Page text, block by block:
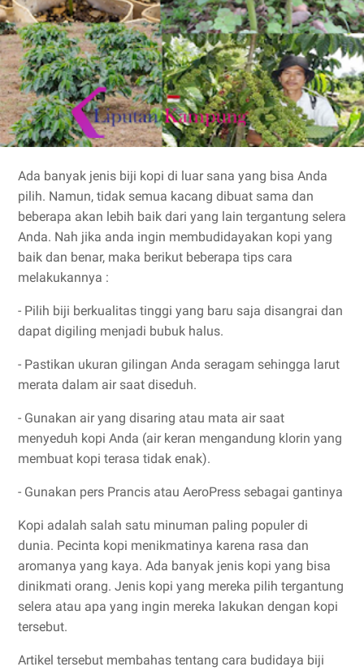
Ada banyak jenis biji kopi di luar sana yang bisa Anda
pilih. Namun, tidak semua kacang dibuat sama dan
beberapa akan lebih baik dari yang lain tergantung selera
Anda. Nah jika anda ingin membudidayakan kopi yang
baik dan benar, maka berikut beberapa tips cara
melakukannya :
- Pilih biji berkualitas tinggi yang baru saja disangrai dan
dapat digiling menjadi bubuk halus.
- Pastikan ukuran gilingan Anda seragam sehingga larut
merata dalam air saat diseduh.
- Gunakan air yang disaring atau mata air saat
menyeduh kopi Anda (air keran mengandung klorin yang
membuat kopi terasa tidak enak).
- Gunakan pers Prancis atau AeroPress sebagai gantinya
Kopi adalah salah satu minuman paling populer di
dunia. Pecinta kopi menikmatinya karena rasa dan
aromanya yang kaya. Ada banyak jenis kopi yang bisa
dinikmati orang. Jenis kopi yang mereka pilih tergantung
selera atau apa yang ingin mereka lakukan dengan kopi
tersebut.
Artikel tersebut membahas tentang cara budidaya biji